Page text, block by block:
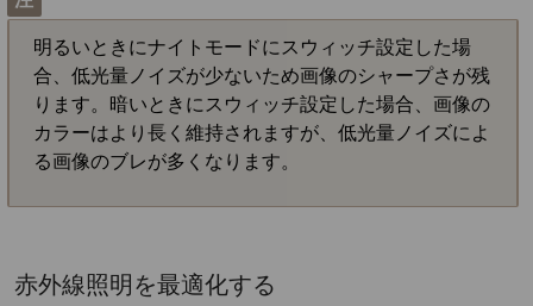
明るいときにナイトモードにスウィッチ設定した場
合、低光量ノイズが少ないため画像のシャープさが残
ります。暗いときにスウィッチ設定した場合、画像の
カラーはより長く維持されますが、低光量ノイズによ
る画像のブレが多くなります。
赤外線照明を最適化する